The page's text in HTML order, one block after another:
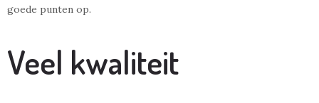
goede punten op.
Veel kwaliteit